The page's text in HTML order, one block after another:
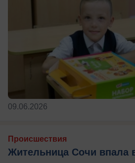
09.06.2026
Происшествия
Жительница Сочи впала